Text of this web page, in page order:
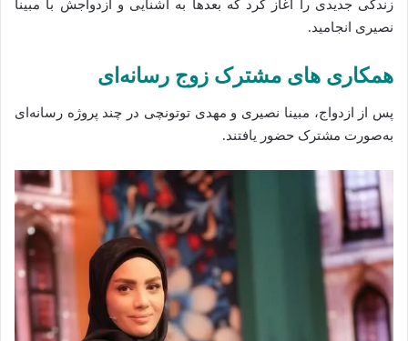
زندگی جدیدی را آغاز کرد که بعدها به آشنایی و ازدواجش با مبینا
نصیری انجامید.
همکاری‌ های مشترک زوج رسانه‌ای
پس از ازدواج، مبینا نصیری و مهدی توتونچی در چند پروژه رسانه‌ای
به‌صورت مشترک حضور یافتند.